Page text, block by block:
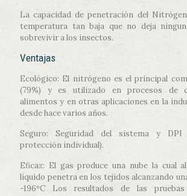
La capacidad de penetración del
temperatura tan baja que no deja
sobrevivir a los insectos.
Ventajas
Ecológico: El nitrógeno es el principal
(79%) y es utilizado en procesos de
alimentos y en otras aplicaciones en la
desde hace varios años.
Seguro: Seguridad del sistema y DPI
protección individual).
Eficaz: El gas produce una nube la cual
líquido penetra en los tejidos alcanzando
-196ºC Los resultados de las